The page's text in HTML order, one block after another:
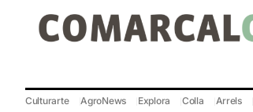
Culturarte AgroNews Explora Colla Arrels